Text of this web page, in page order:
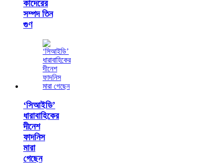
কাদেরের
সম্পদ তিন
গুণ
‘সিআইডি’
ধারাবাহিকের
দীনেশ
ফাদনিস
মারা
গেছেন